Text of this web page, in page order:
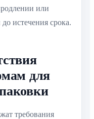
или
истечения срока.
для
требования